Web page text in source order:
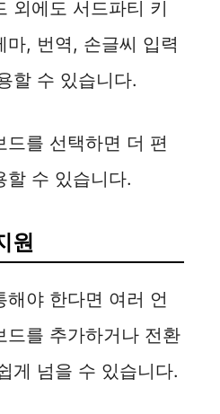
외에도 서드파티 키
마, 번역, 손글씨 입력
할 수 있습니다.
드를 선택하면 더 편
할 수 있습니다.
원
해야 한다면 여러 언
드를 추가하거나 전환
게 넘을 수 있습니다.